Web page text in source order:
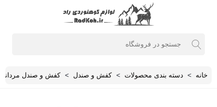
خانه > دسته بندی محصولات > کفش و صندل > کفش و صندل مردانه